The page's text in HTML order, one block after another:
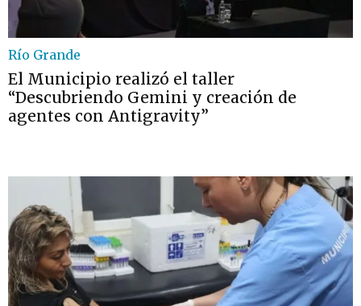
Río Grande
El Municipio realizó el taller
“Descubriendo Gemini y creación de
agentes con Antigravity”